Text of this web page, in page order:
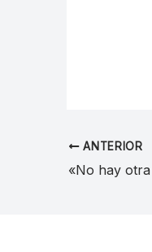
ANTERIOR
«No hay